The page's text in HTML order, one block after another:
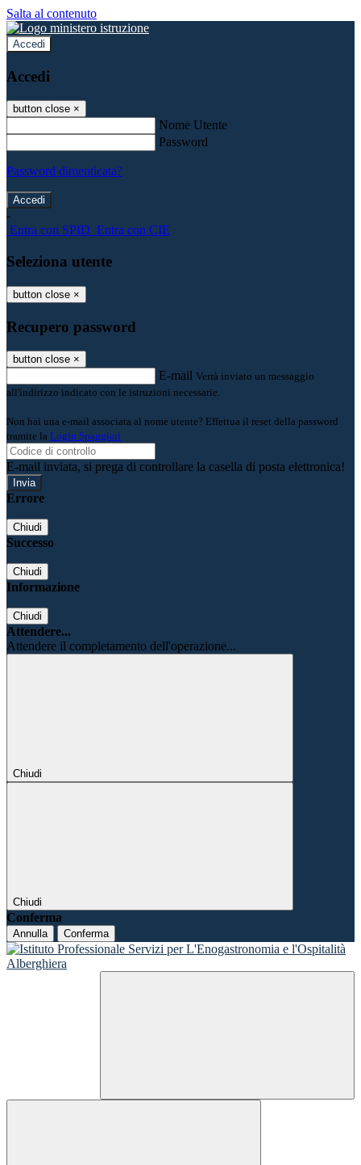
Salta al contenuto
Accedi
Accedi
button close ×
Nome Utente
Password
Password dimenticata?
-
Entra con SPID Entra con CIE
Seleziona utente
button close ×
Recupero password
button close ×
E-mail Verrà inviato un messaggio
all'indirizzo indicato con le istruzioni necessarie.
Non hai una e-mail associata al nome utente? Effettua il reset della password
tramite la Login Spaggiari
E-mail inviata, si prega di controllare la casella di posta elettronica!
Errore
Chiudi
Successo
Chiudi
Informazione
Chiudi
Attendere...
Attendere il completamento dell'operazione...
Chiudi
Chiudi
Conferma
Annulla Conferma